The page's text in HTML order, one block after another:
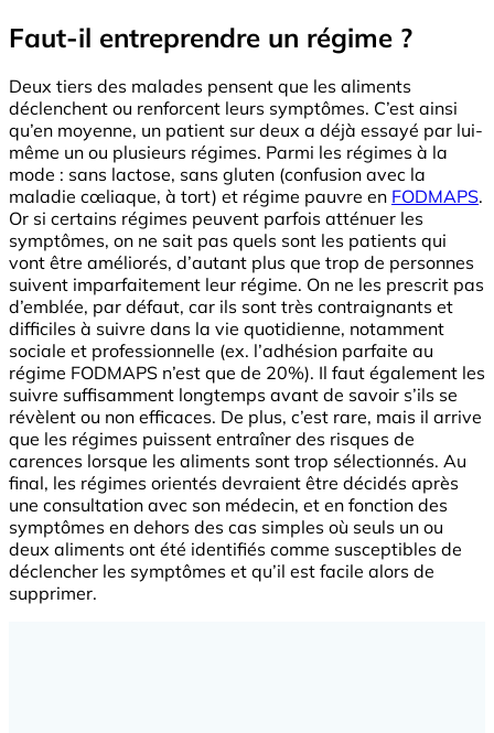
Faut-il entreprendre un régime ?
Deux tiers des malades pensent que les aliments
déclenchent ou renforcent leurs symptômes. C’est ainsi
qu’en moyenne, un patient sur deux a déjà essayé par lui-
même un ou plusieurs régimes. Parmi les régimes à la
mode : sans lactose, sans gluten (confusion avec la
maladie cœliaque, à tort) et régime pauvre en FODMAPS.
Or si certains régimes peuvent parfois atténuer les
symptômes, on ne sait pas quels sont les patients qui
vont être améliorés, d’autant plus que trop de personnes
suivent imparfaitement leur régime. On ne les prescrit pas
d’emblée, par défaut, car ils sont très contraignants et
difficiles à suivre dans la vie quotidienne, notamment
sociale et professionnelle (ex. l’adhésion parfaite au
régime FODMAPS n’est que de 20%). Il faut également les
suivre suffisamment longtemps avant de savoir s’ils se
révèlent ou non efficaces. De plus, c’est rare, mais il arrive
que les régimes puissent entraîner des risques de
carences lorsque les aliments sont trop sélectionnés. Au
final, les régimes orientés devraient être décidés après
une consultation avec son médecin, et en fonction des
symptômes en dehors des cas simples où seuls un ou
deux aliments ont été identifiés comme susceptibles de
déclencher les symptômes et qu’il est facile alors de
supprimer.